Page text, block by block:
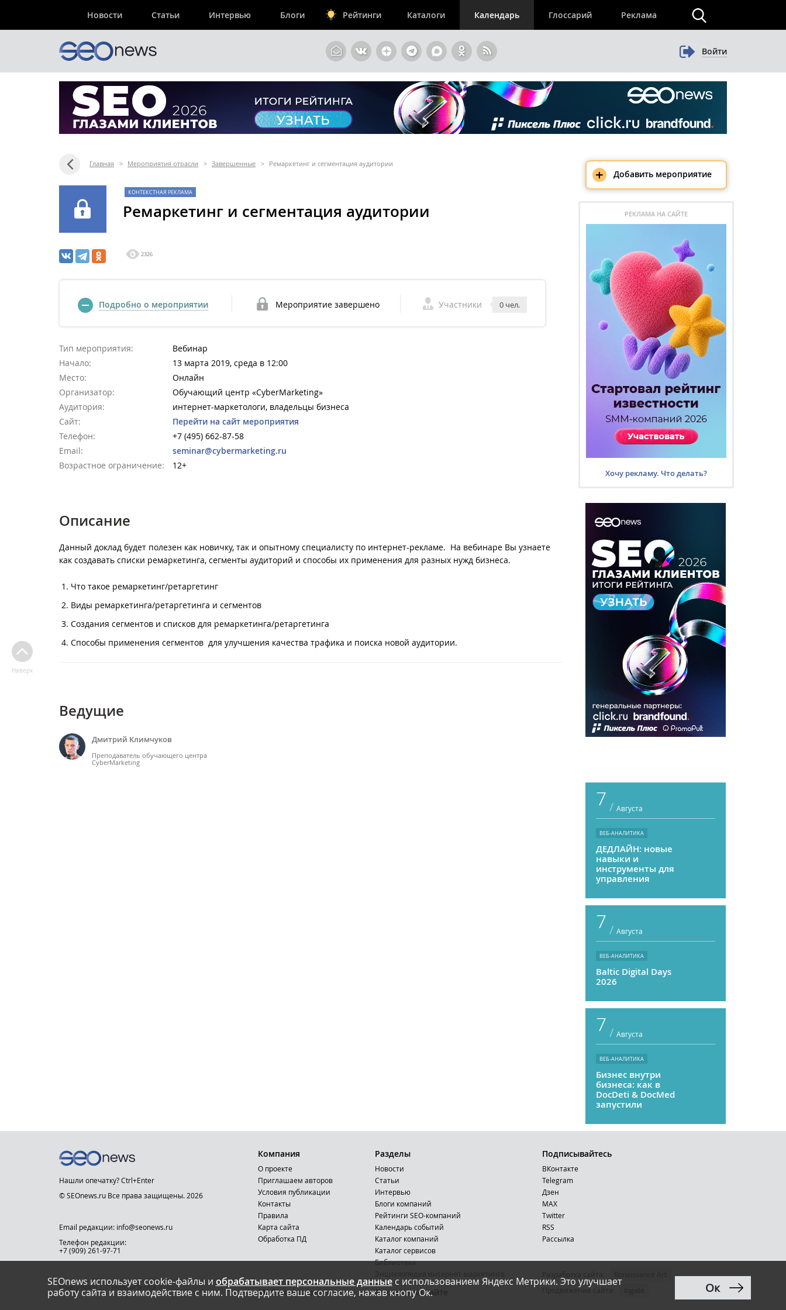
Новости Статьи Интервью Блоги Рейтинги Каталоги Календарь Глоссарий Реклама
Войти
Главная > Мероприятия отрасли > Завершенные > Ремаркетинг и сегментация аудитории
КОНТЕКСТНАЯ РЕКЛАМА
Ремаркетинг и сегментация аудитории
2326
Подробно о мероприятии Мероприятие завершено Участники 0 чел.
Тип мероприятия:
Вебинар
Начало:
13 марта 2019, среда в 12:00
Место:
Онлайн
Организатор:
Обучающий центр «CyberMarketing»
Аудитория:
интернет-маркетологи, владельцы бизнеса
Сайт:
Перейти на сайт мероприятия
Телефон:
+7 (495) 662-87-58
Email:
seminar@cybermarketing.ru
Возрастное ограничение:
12+
Описание
Данный доклад будет полезен как новичку, так и опытному специалисту по интернет-рекламе. На вебинаре Вы узнаете
как создавать списки ремаркетинга, сегменты аудиторий и способы их применения для разных нужд бизнеса.
Что такое ремаркетинг/ретаргетинг
Виды ремаркетинга/ретаргетинга и сегментов
Создания сегментов и списков для ремаркетинга/ретаргетинга
Способы применения сегментов для улучшения качества трафика и поиска новой аудитории.
Ведущие
Дмитрий Климчуков
Преподаватель обучающего центра
CyberMarketing
Наверх
+ Добавить мероприятие
РЕКЛАМА НА САЙТЕ
Хочу рекламу. Что делать?
7 / Августа
ВЕБ-АНАЛИТИКА
ДЕДЛАЙН: новые
навыки и
инструменты для
управления
7 / Августа
ВЕБ-АНАЛИТИКА
Baltic Digital Days
2026
7 / Августа
ВЕБ-АНАЛИТИКА
Бизнес внутри
бизнеса: как в
DocDeti & DocMed
запустили
как стартап
SEOnews использует cookie-файлы и обрабатывает персональные данныес использованием Яндекс Метрики. Это улучшает
работу сайта и взаимодействие с ним. Подтвердите ваше согласие, нажав кнопу Ок.
Ок
Нашли опечатку? Ctrl+Enter
© SEOnews.ru Все права защищены. 2026
Email редакции: info@seonews.ru
Телефон редакции:
+7 (909) 261-97-71
This site is protected by reCAPTCHA and the Google
Privacy Policyand Terms of Serviceapply.
Компания
О проекте
Приглашаем авторов
Условия публикации
Контакты
Правила
Карта сайта
Обработка ПД
Мобильная версия
Разделы
Новости
Статьи
Интервью
Блоги компаний
Рейтинги SEO-компаний
Календарь событий
Каталог компаний
Каталог сервисов
Библиотека
Реклама на сайте
Подписывайтесь
ВКонтакте
Telegram
Дзен
MAX
Тwitter
RSS
Рассылка
Продвижение сайта
12+